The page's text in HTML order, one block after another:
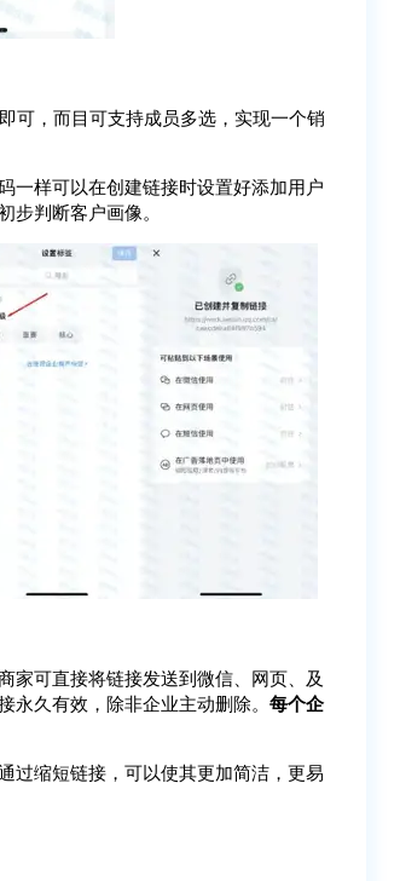
可，而目可支持成员多选，实现一个销
一样可以在创建链接时设置好添加用户
判断客户画像。
家可直接将链接发送到微信、网页、及
久有效，除非企业主动删除。 每个企
通过缩短链接，可以使其更加简洁，更易